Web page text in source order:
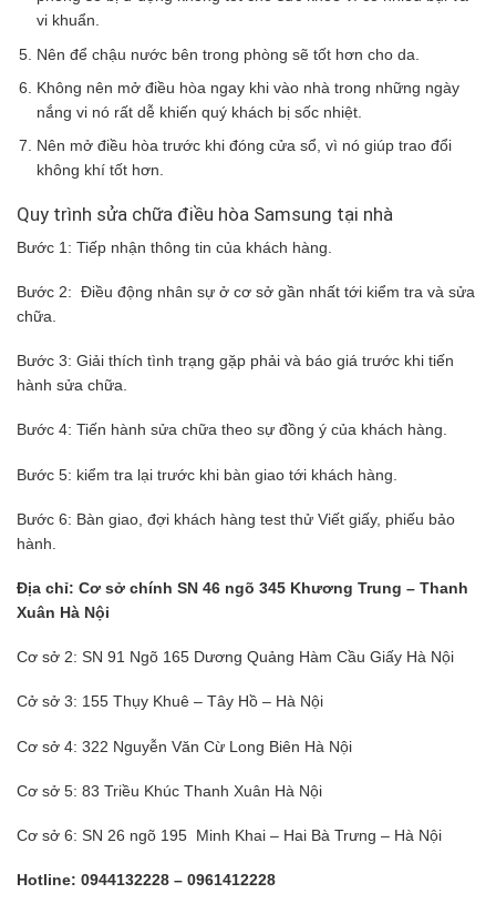
vi khuẩn.
Nên để chậu nước bên trong phòng sẽ tốt hơn cho da.
Không nên mở điều hòa ngay khi vào nhà trong những ngày
nắng vi nó rất dễ khiến quý khách bị sốc nhiệt.
Nên mở điều hòa trước khi đóng cửa sổ, vì nó giúp trao đổi
không khí tốt hơn.
Quy trình sửa chữa điều hòa Samsung tại nhà
Bước 1: Tiếp nhận thông tin của khách hàng.
Bước 2: Điều động nhân sự ở cơ sở gần nhất tới kiểm tra và sửa
chữa.
Bước 3: Giải thích tình trạng gặp phải và báo giá trước khi tiến
hành sửa chữa.
Bước 4: Tiến hành sửa chữa theo sự đồng ý của khách hàng.
Bước 5: kiểm tra lại trước khi bàn giao tới khách hàng.
Bước 6: Bàn giao, đợi khách hàng test thử Viết giấy, phiếu bảo
hành.
Địa chỉ: Cơ sở chính SN 46 ngõ 345 Khương Trung – Thanh
Xuân Hà Nội
Cơ sở 2: SN 91 Ngõ 165 Dương Quảng Hàm Cầu Giấy Hà Nội
Cở sở 3: 155 Thụy Khuê – Tây Hồ – Hà Nội
Cơ sở 4: 322 Nguyễn Văn Cừ Long Biên Hà Nội
Cơ sở 5: 83 Triều Khúc Thanh Xuân Hà Nội
Cơ sở 6: SN 26 ngõ 195 Minh Khai – Hai Bà Trưng – Hà Nội
Hotline: 0944132228 – 0961412228